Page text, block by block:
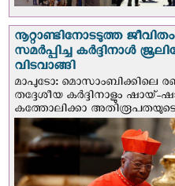
നൂറ്റാണ്ടിനോടടുത്ത ജീവിതം
സമർപ്പിച്ച കർദ്ദിനാൾ
വിടവാങ്ങി
മാപുടോ: മൊസാംബിക്കിലെ
തദ്ദേശീയ കർദ്ദിനാളും ഷായ്-
കത്തോലിക്കാ അതിരൂപതയുടെ